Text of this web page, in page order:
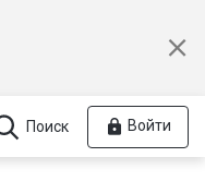
Поиск Войти